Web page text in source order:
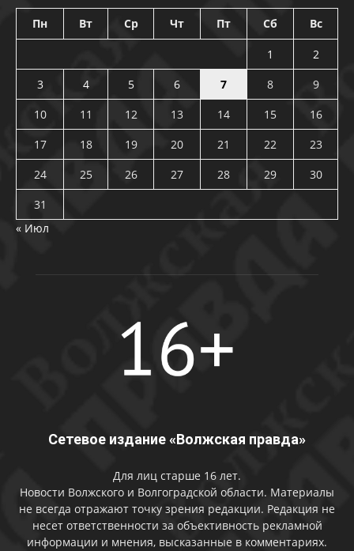
Пн Вт Ср Чт Пт Сб Вс
1
2
3
4 5 6 7 8
9
10
11 12 13 14 15
16
17
18 19 20 21 22
23
24
25 26 27 28 29
30
31
« Июл
Сетевое издание «Волжская правда»
Для лиц старше 16 лет.
Новости Волжского и Волгоградской области. Материалы
не всегда отражают точку зрения редакции. Редакция не
несет ответственности за объективность рекламной
информации и мнения, высказанные в комментариях.